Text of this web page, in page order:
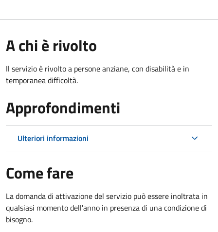
A chi è rivolto
Il servizio è rivolto a persone anziane, con disabilità e in
temporanea difficoltà.
Approfondimenti
Ulteriori informazioni
Come fare
La domanda di attivazione del servizio può essere inoltrata in
qualsiasi momento dell'anno in presenza di una condizione di
bisogno.